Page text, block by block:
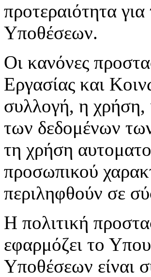
προτεραιότητα
Υποθέσεων.
Οι κανόνες
Εργασίας και
συλλογή, η χρήση,
των δεδομένων
τη χρήση
προσωπικού
περιληφθούν σε
Η πολιτική
εφαρμόζει το
Υποθέσεων είναι